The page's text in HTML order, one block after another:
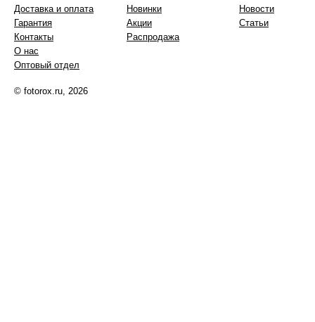
Доставка и оплата
Гарантия
Контакты
О нас
Оптовый отдел
Новинки
Акции
Распродажа
Новости
Статьи
© fotorox.ru, 2026